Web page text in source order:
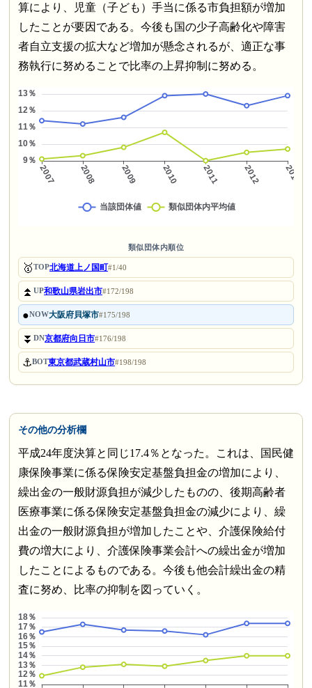
算により、児童（子ども）手当に係る市負担額が増加
したことが要因である。今後も国の少子高齢化や障害
者自立支援の拡大など増加が懸念されるが、適正な事
務執行に努めることで比率の上昇抑制に努める。
類似団体内順位
🥇TOP北海道上ノ国町#1/40
⏫UP和歌山県岩出市#172/198
●NOW大阪府貝塚市#175/198
⏬DN京都府向日市#176/198
⚓BOT東京都武蔵村山市#198/198
その他の分析欄
平成24年度決算と同じ17.4％となった。これは、国民健
康保険事業に係る保険安定基盤負担金の増加により、
繰出金の一般財源負担が減少したものの、後期高齢者
医療事業に係る保険安定基盤負担金の減少により、繰
出金の一般財源負担が増加したことや、介護保険給付
費の増大により、介護保険事業会計への繰出金が増加
したことによるものである。今後も他会計繰出金の精
査に努め、比率の抑制を図っていく。